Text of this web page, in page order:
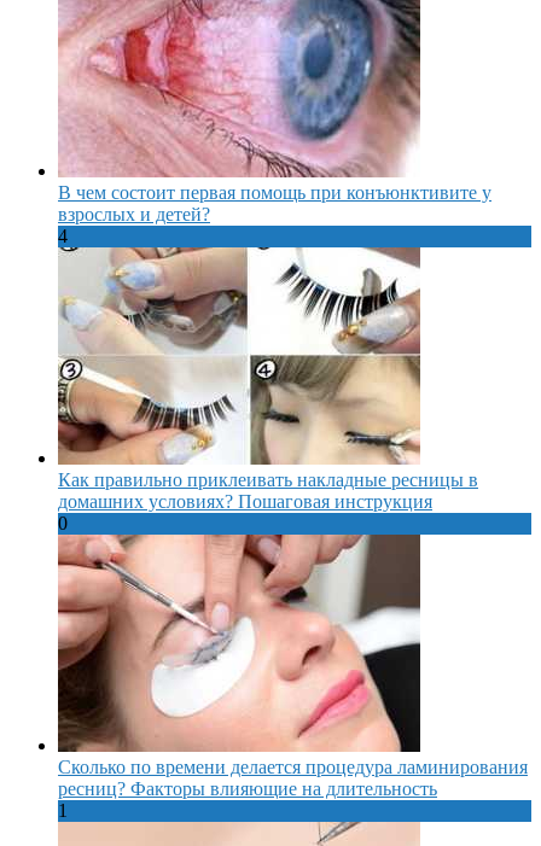
В чем состоит первая помощь при конъюнктивите у
взрослых и детей?
4
Как правильно приклеивать накладные ресницы в
домашних условиях? Пошаговая инструкция
0
Сколько по времени делается процедура ламинирования
ресниц? Факторы влияющие на длительность
1